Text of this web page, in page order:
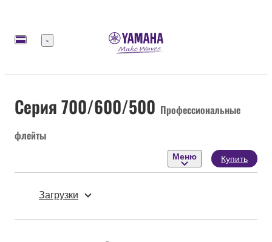
Меню
Серия 700/600/500 Профессиональные
флейты
Меню Купить
Загрузки